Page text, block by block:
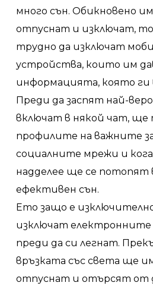
много сън. Обикновено
отпуснат и изключат,
трудно да изключат
устройства, които им
информацията, която ги
Преди да заспят най-
включат в някой чат, ще
профилите на важните
социалните мрежи и
надделее ще се потопят
ефективен сън.
Ето защо е
изключат електронните
преди да си легнат.
връзката със света ще
отпуснат и отърсят от